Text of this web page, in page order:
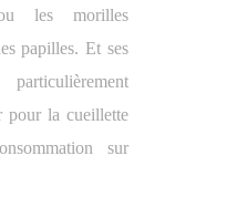
les morilles
papilles. Et ses
pour la cueillette
sur